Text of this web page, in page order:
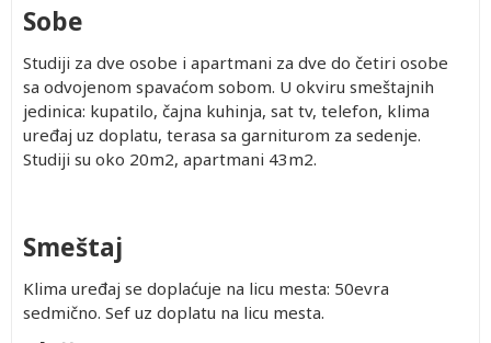
Sobe
Studiji za dve osobe i apartmani za dve do četiri osobe
sa odvojenom spavaćom sobom. U okviru smeštajnih
jedinica: kupatilo, čajna kuhinja, sat tv, telefon, klima
uređaj uz doplatu, terasa sa garniturom za sedenje.
Studiji su oko 20m2, apartmani 43m2.
Smeštaj
Klima uređaj se doplaćuje na licu mesta: 50evra
sedmično. Sef uz doplatu na licu mesta.